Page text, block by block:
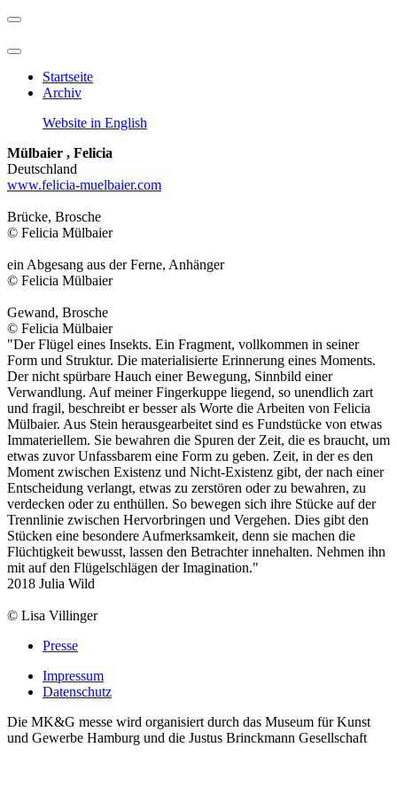
Startseite
Archiv
Website in English
Mülbaier , Felicia
Deutschland
www.felicia-muelbaier.com
Brücke, Brosche
© Felicia Mülbaier
ein Abgesang aus der Ferne, Anhänger
© Felicia Mülbaier
Gewand, Brosche
© Felicia Mülbaier
"Der Flügel eines Insekts. Ein Fragment, vollkommen in seiner
Form und Struktur. Die materialisierte Erinnerung eines Moments.
Der nicht spürbare Hauch einer Bewegung, Sinnbild einer
Verwandlung. Auf meiner Fingerkuppe liegend, so unendlich zart
und fragil, beschreibt er besser als Worte die Arbeiten von Felicia
Mülbaier. Aus Stein herausgearbeitet sind es Fundstücke von etwas
Immateriellem. Sie bewahren die Spuren der Zeit, die es braucht, um
etwas zuvor Unfassbarem eine Form zu geben. Zeit, in der es den
Moment zwischen Existenz und Nicht-Existenz gibt, der nach einer
Entscheidung verlangt, etwas zu zerstören oder zu bewahren, zu
verdecken oder zu enthüllen. So bewegen sich ihre Stücke auf der
Trennlinie zwischen Hervorbringen und Vergehen. Dies gibt den
Stücken eine besondere Aufmerksamkeit, denn sie machen die
Flüchtigkeit bewusst, lassen den Betrachter innehalten. Nehmen ihn
mit auf den Flügelschlägen der Imagination."
2018 Julia Wild
© Lisa Villinger
Presse
Impressum
Datenschutz
Die MK&G messe wird organisiert durch das Museum für Kunst
und Gewerbe Hamburg und die Justus Brinckmann Gesellschaft